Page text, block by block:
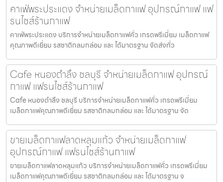
คาเฟ่พระประแดง จำหน่ายเมล็ดกาแฟ อุปกรณ์กาแฟ แฟ
รนไชส์ร้านกาแฟ
คาเฟ่พระประแดง บริการจำหน่ายเมล็ดกาแฟคั่ว เกรดพรีเมี่ยม เมล็ดกาแฟ
คุณภาพดีเยี่ยม รสชาติกลมกล่อม และ ได้มาตรฐาน จัดส่งทั่ว
Cafe หนองตำลึง ชลบุรี จำหน่ายเมล็ดกาแฟ อุปกรณ์
กาแฟ แฟรนไชส์ร้านกาแฟ
Cafe หนองตำลึง ชลบุรี บริการจำหน่ายเมล็ดกาแฟคั่ว เกรดพรีเมี่ยม
เมล็ดกาแฟคุณภาพดีเยี่ยม รสชาติกลมกล่อม และ ได้มาตรฐาน จัด
ขายเมล็ดกาแฟลาดหลุมแก้ว จำหน่ายเมล็ดกาแฟ
อุปกรณ์กาแฟ แฟรนไชส์ร้านกาแฟ
ขายเมล็ดกาแฟลาดหลุมแก้ว บริการจำหน่ายเมล็ดกาแฟคั่ว เกรดพรีเมี่ยม
เมล็ดกาแฟคุณภาพดีเยี่ยม รสชาติกลมกล่อม และ ได้มาตรฐาน จ